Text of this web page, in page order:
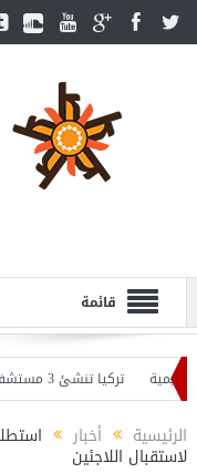
قائمة
تركيا تنشئ 3 مستشفيات في مناطق درع الفرات بسوريا
الرئيسية أخبار
لاستقبال اللاجئين